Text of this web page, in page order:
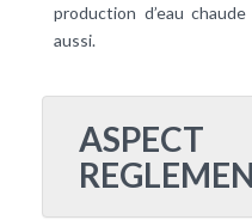
production d’eau
aussi.
ASPECT